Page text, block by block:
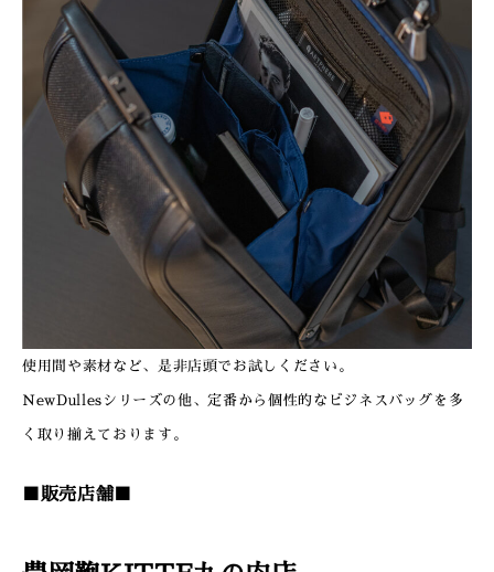
使用間や素材など、是非店頭でお試しください。
NewDullesシリーズの他、定番から個性的なビジネスバッグを多
く取り揃えております。
■販売店舗■